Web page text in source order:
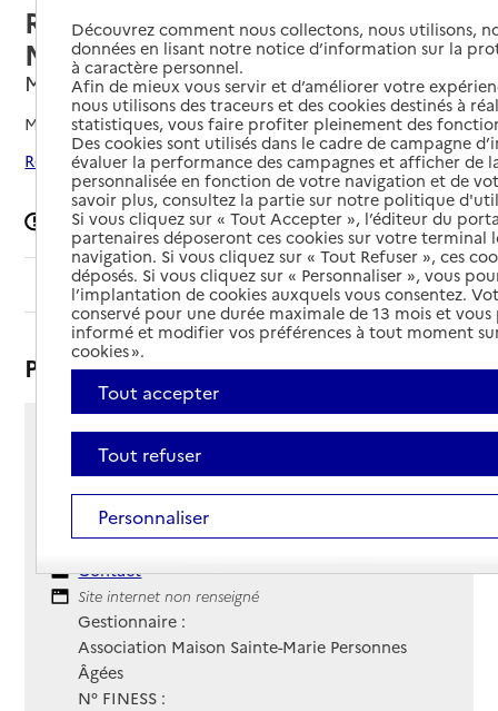
Résidence autonomie Sainte-
Marie II
Mulhouse, HAUT-RHIN
Mis à jour le08/09/2024
Rechercher les établissements autour de Mulhouse
Signaler une erreur
Sommaire
Présentation
68200 - Mulhouse
Voir itinéraire
Téléphone :
03 89 42 65 17
Contact
Contact
Site Internet
Site internet non renseigné
Gestionnaire :
Association Maison Sainte-Marie Personnes
Âgées
N° FINESS :
Découvrez comment nous collectons, nous utilisons,
données en lisant notre notice d’information sur la
à caractère personnel.
Afin de mieux vous servir et d’améliorer votre
nous utilisons des traceurs et des cookies destinés à
statistiques, vous faire profiter pleinement des
Des cookies sont utilisés dans le cadre de campagne
évaluer la performance des campagnes et afficher de
personnalisée en fonction de votre navigation et de
savoir plus, consultez la partie sur notre politique
Si vous cliquez sur « Tout Accepter », l’éditeur du
partenaires déposeront ces cookies sur votre terminal
navigation. Si vous cliquez sur « Tout Refuser », ces
déposés. Si vous cliquez sur « Personnaliser », vous
l’implantation de cookies auxquels vous consentez.
conservé pour une durée maximale de 13 mois et
informé et modifier vos préférences à tout moment
cookies ».
Tout accepter
Tout refuser
Personnaliser